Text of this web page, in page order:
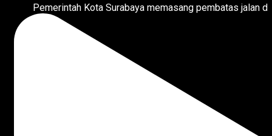
Pemerintah Kota Surabaya memasang pembatas jalan d